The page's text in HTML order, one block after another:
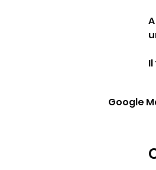
Google